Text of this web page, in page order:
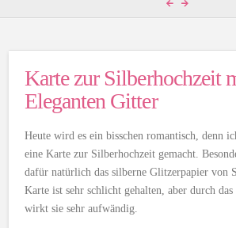
Karte zur Silberhochzeit
Eleganten Gitter
Heute wird es ein bisschen romantisch, denn
eine Karte zur Silberhochzeit gemacht.
dafür natürlich das silberne Glitzerpapier von
Karte ist sehr schlicht gehalten, aber durch
wirkt sie sehr aufwändig.